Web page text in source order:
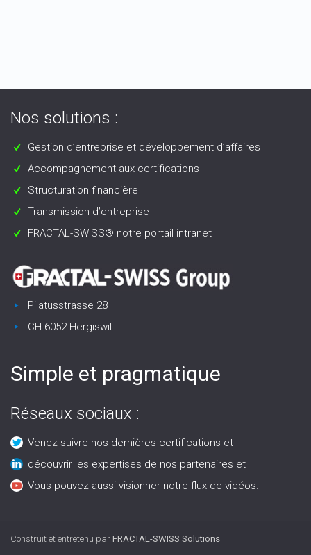
Nos solutions :
Gestion d’entreprise et développement d’affaires
Accompagnement aux certifications
Structuration financière
Transmission d’entreprise
FRACTAL-SWISS® notre portail intranet
Pilatusstrasse 28
CH-6052 Hergiswil
Simple et pragmatique
Réseaux sociaux :
Venez suivre nos dernières certifications et
découvrir les expertises de nos partenaires et
Vous pouvez aussi visionner notre flux de vidéos.
Construit et entretenu par FRACTAL-SWISS Solutions